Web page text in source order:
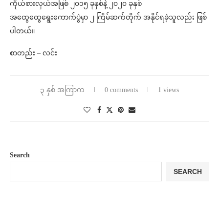
ကိုယ်စားလှယ်အဖြစ် ၂၀၁၅ ခုနှစ်နဲ့ ၂၀၂၀ ခုနှစ်
အထွေထွေရွေးကောက်ပွဲမှာ ၂ ကြိမ်ဆက်တိုက် အနိုင်ရခဲ့သူလည်း ဖြစ်
ပါတယ်။
စာတည်း – လင်း
၃ နှစ် အကြာက 0 comments 1 views
Search
SEARCH